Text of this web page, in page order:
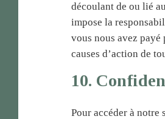
découlant de ou lié
impose la
vous nous avez
causes d’action de
10.
Pour accéder à